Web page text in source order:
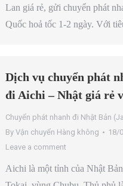
Lan giá rẻ, gửi chuyển phát
Quốc hoả tốc 1-2 ngày. Với
Dịch vụ chuyển phát
đi Aichi – Nhật giá rẻ
Chuyển phát nhanh đi Nhật Bản
By Vận chuyển Hàng không
18/
Leave a comment
Aichi là một tỉnh của Nhật